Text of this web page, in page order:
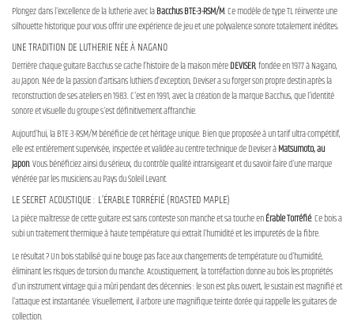
Plongez dans l'excellence de la lutherie avec laBacchus BTE-3-RSM/M. Ce modèle de type TL réinvente une
silhouette historique pour vous offrir une expérience de jeu et une polyvalence sonore totalement inédites.
UNE TRADITION DE LUTHERIE NÉE À NAGANO
Derrière chaque guitare Bacchus se cache l’histoire de la maison mèreDEVISER, fondée en 1977 à Nagano,
au Japon. Née de la passion d’artisans luthiers d’exception, Deviser a su forger son propre destin après la
reconstruction de ses ateliers en 1983. C'est en 1991, avec la création de la marque Bacchus, que l'identité
sonore et visuelle du groupe s'est définitivement affranchie.
Aujourd'hui, la BTE-3-RSM/M bénéficie de cet héritage unique. Bien que proposée à un tarif ultra-compétitif,
elle est entièrement supervisée, inspectée et validée au centre technique de Deviser àMatsumoto, au
Japon. Vous bénéficiez ainsi du sérieux, du contrôle qualité intransigeant et du savoir-faire d'une marque
vénérée par les musiciens au Pays du Soleil Levant.
LE SECRET ACOUSTIQUE : L’ÉRABLE TORRÉFIÉ (ROASTED MAPLE)
La pièce maîtresse de cette guitare est sans conteste son manche et sa touche enÉrable Torréfié. Ce bois a
subi un traitement thermique à haute température qui extrait l'humidité et les impuretés de la fibre.
Le résultat ? Un bois stabilisé qui ne bouge pas face aux changements de température ou d'humidité,
éliminant les risques de torsion du manche. Acoustiquement, la torréfaction donne au bois les propriétés
d'un instrument vintage qui a mûri pendant des décennies : le son est plus ouvert, le sustain est magnifié et
l'attaque est instantanée. Visuellement, il arbore une magnifique teinte dorée qui rappelle les guitares de
collection.